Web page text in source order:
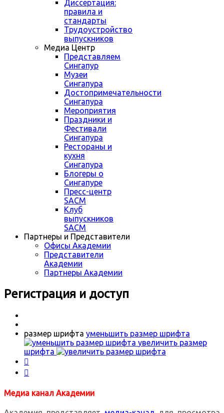
Диссертация:
правила и
стандарты
Трудоустройство
выпускников
Медиа Центр
Представляем
Сингапур
Музеи
Сингапура
Достопримечательности
Сингапура
Мероприятия
Праздники и
Фестивали
Сингапура
Рестораны и
кухня
Сингапура
Блогеры о
Сингапуре
Пресс-центр
SACM
Клуб
выпускников
SACM
Партнеры и Представители
Офисы Академии
Представители
Академии
Партнеры Академии
Регистрация и доступ
размер шрифта уменьшить размер шрифта
увеличить размер
шрифта


Медиа канал Академии